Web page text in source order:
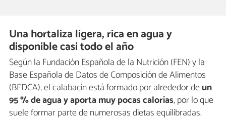
Una hortaliza ligera, rica en agua y
disponible casi todo el año
Según la Fundación Española de la Nutrición (FEN) y la
Base Española de Datos de Composición de Alimentos
(BEDCA), el calabacín está formado por alrededor deun
95 % de agua y aporta muy pocas calorías, por lo que
suele formar parte de numerosas dietas equilibradas.